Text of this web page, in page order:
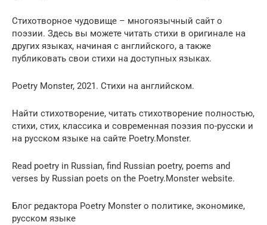
Стихотворное чудовище – многоязычный сайт о
поэзии. Здесь вы можете читать стихи в оригинале на
других языках, начиная с английского, а также
публиковать свои стихи на доступных языках.
Poetry Monster, 2021. Стихи на английском.
Найти стихотворение, читать стихотворение полностью,
стихи, стих, классика и современная поэзия по-русски и
на русском языке на сайте Poetry.Monster.
Read poetry in Russian, find Russian poetry, poems and
verses by Russian poets on the Poetry.Monster website.
Блог редактора Poetry Monster о политике, экономике,
русском языке